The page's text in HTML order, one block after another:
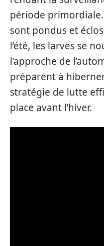
période
sont pondus et
l’été, les larves se
l’approche de
préparent à
stratégie de lutte
place avant l’hiver.